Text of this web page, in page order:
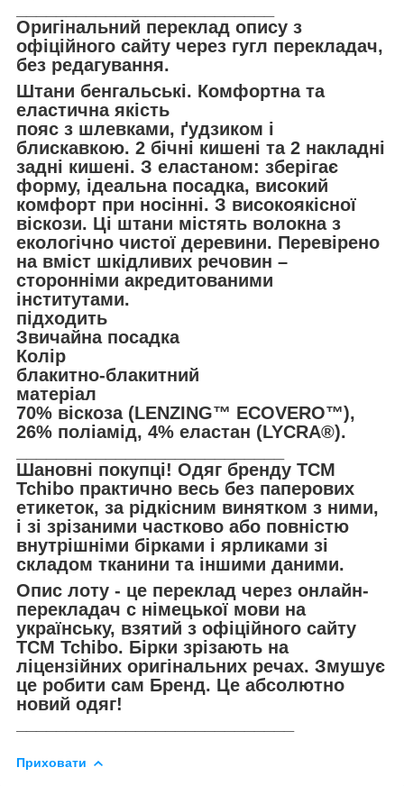
Оригінальний переклад опису з
офіційного сайту через гугл перекладач,
без редагування.
Штани бенгальські. Комфортна та
еластична якість
пояс з шлевками, ґудзиком і
блискавкою. 2 бічні кишені та 2 накладні
задні кишені. З еластаном: зберігає
форму, ідеальна посадка, високий
комфорт при носінні. З високоякісної
віскози. Ці штани містять волокна з
екологічно чистої деревини. Перевірено
на вміст шкідливих речовин –
сторонніми акредитованими
інститутами.
підходить
Звичайна посадка
Колір
блакитно-блакитний
матеріал
70% віскоза (LENZING™ ECOVERO™),
26% поліамід, 4% еластан (LYCRA®).
Шановні покупці! Одяг бренду TCM
Tchibo практично весь без паперових
етикеток, за рідкісним винятком з ними,
і зі зрізаними частково або повністю
внутрішніми бірками і ярликами зі
складом тканини та іншими даними.
Опис лоту - це переклад через онлайн-
перекладач с німецької мови на
українську, взятий з офіційного сайту
TCM Tchibo. Бірки зрізають на
ліцензійних оригінальних речах. Змушує
це робити сам Бренд. Це абсолютно
новий одяг!
Приховати